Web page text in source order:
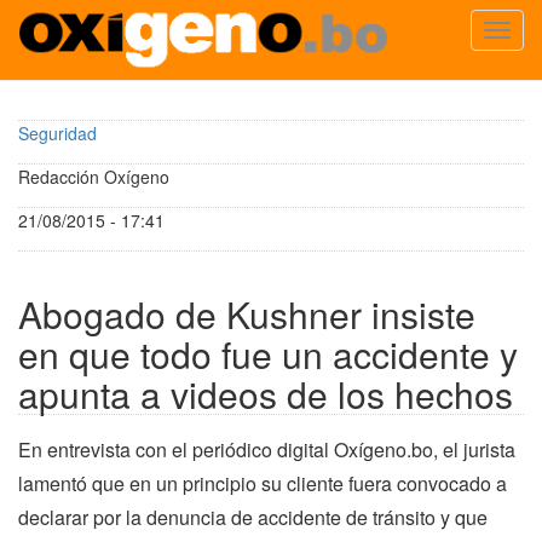
contenido
principal
Seguridad
Redacción Oxígeno
21/08/2015 - 17:41
Abogado de Kushner insiste
en que todo fue un accidente y
apunta a videos de los hechos
En entrevista con el periódico digital Oxígeno.bo, el jurista
lamentó que en un principio su cliente fuera convocado a
declarar por la denuncia de accidente de tránsito y que